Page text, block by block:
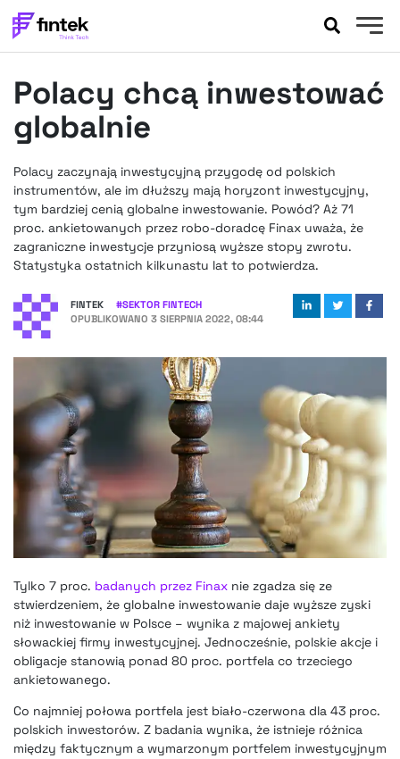
BANKOWOŚĆ
EVENTY
FELIETONY
WYWIADY
LEGAL
PODCASTY
FINTEK EXTRA
OKIEM EKSPERTA
Polacy chcą inwestować
globalnie
Polacy zaczynają inwestycyjną przygodę od polskich
instrumentów, ale im dłuższy mają horyzont inwestycyjny,
tym bardziej cenią globalne inwestowanie. Powód? Aż 71
proc. ankietowanych przez robo-doradcę Finax uważa, że
zagraniczne inwestycje przyniosą wyższe stopy zwrotu.
Statystyka ostatnich kilkunastu lat to potwierdza.
FINTEK #SEKTOR FINTECH
OPUBLIKOWANO 3 SIERPNIA 2022, 08:44
Tylko 7 proc. badanych przez Finax nie zgadza się ze
stwierdzeniem, że globalne inwestowanie daje wyższe zyski
niż inwestowanie w Polsce – wynika z majowej ankiety
słowackiej firmy inwestycyjnej. Jednocześnie, polskie akcje i
obligacje stanowią ponad 80 proc. portfela co trzeciego
ankietowanego.
Co najmniej połowa portfela jest biało-czerwona dla 43 proc.
polskich inwestorów. Z badania wynika, że istnieje różnica
między faktycznym a wymarzonym portfelem inwestycyjnym